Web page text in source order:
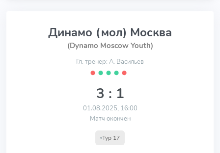
Динамо (мол) Москва
(Dynamo Moscow Youth)
Гл. тренер: А. Васильев
⬤ ⬤ ⬤ ⬤ ⬤
3 : 1
01.08.2025, 16:00
Матч окончен
Тур 17